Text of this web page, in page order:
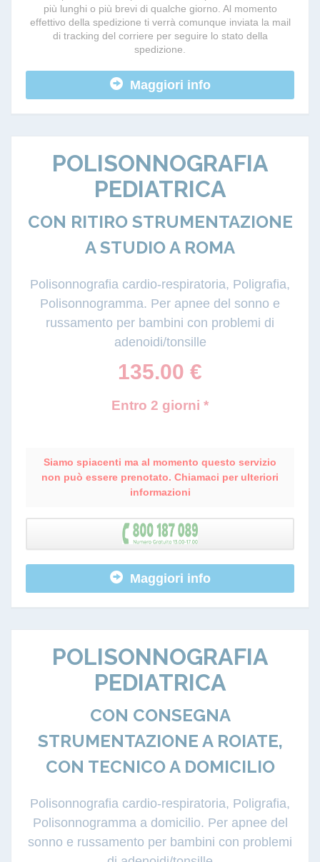
più lunghi o più brevi di qualche giorno. Al momento
effettivo della spedizione ti verrà comunque inviata la mail
di tracking del corriere per seguire lo stato della
spedizione.
Maggiori info
POLISONNOGRAFIA
PEDIATRICA
CON RITIRO STRUMENTAZIONE
A STUDIO A ROMA
Polisonnografia cardio-respiratoria, Poligrafia,
Polisonnogramma. Per apnee del sonno e
russamento per bambini con problemi di
adenoidi/tonsille
135.00 €
Entro 2 giorni *
Siamo spiacenti ma al momento questo servizio
non può essere prenotato. Chiamaci per ulteriori
informazioni
Maggiori info
POLISONNOGRAFIA
PEDIATRICA
CON CONSEGNA
STRUMENTAZIONE A ROIATE,
CON TECNICO A DOMICILIO
Polisonnografia cardio-respiratoria, Poligrafia,
Polisonnogramma a domicilio. Per apnee del
sonno e russamento per bambini con problemi